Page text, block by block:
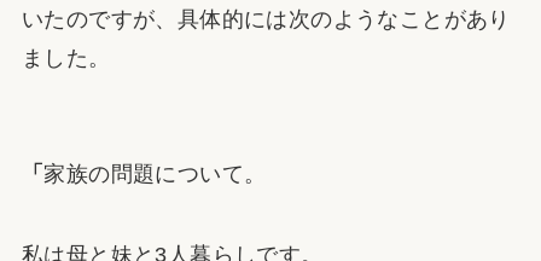
いたのですが、具体的には次のようなことがあり
ました。
「 家族の問題について。
私は母と妹と3人暮らしです。